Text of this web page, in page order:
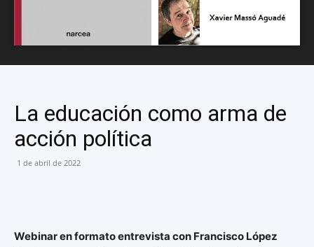
La educación como arma de
acción política
1 de abril de 2022
Webinar en formato entrevista con Francisco López